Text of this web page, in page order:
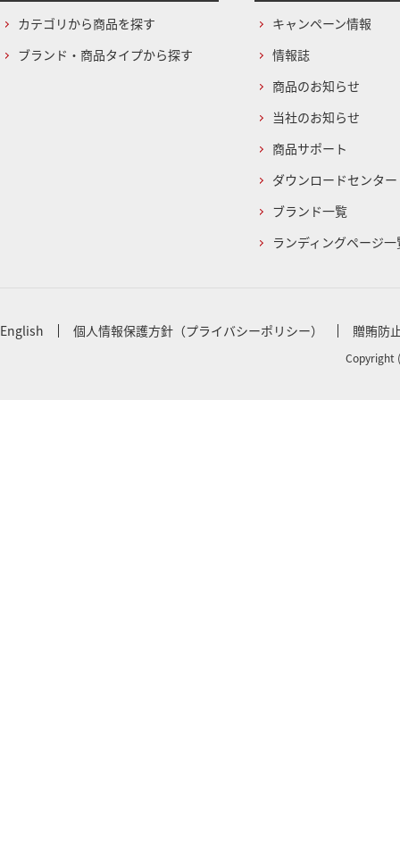
カテゴリから商品を探す
ブランド・商品タイプから探す
キャンペーン情報
情報誌
商品のお知らせ
当社のお知らせ
商品サポート
ダウンロードセンター
ブランド一覧
ランディングページ一
English 個人情報保護方針（プライバシーポリシー） 贈賄防
Copyright